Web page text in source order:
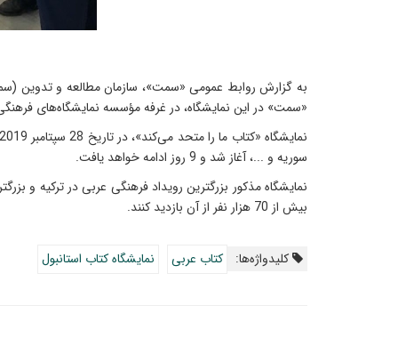
به گزارش روابط عمومی «سمت»، سازمان مطالعه و تدوین
«سمت» در این نمایشگاه، در غرفه مؤسسه نمایشگاه‌های
سوریه و ...، آغاز شد و 9 روز ادامه خواهد یافت.
بیش از 70 هزار نفر از آن بازدید کنند.
کلیدواژه‌ها: کتاب عربی نمایشگاه کتاب استانبول